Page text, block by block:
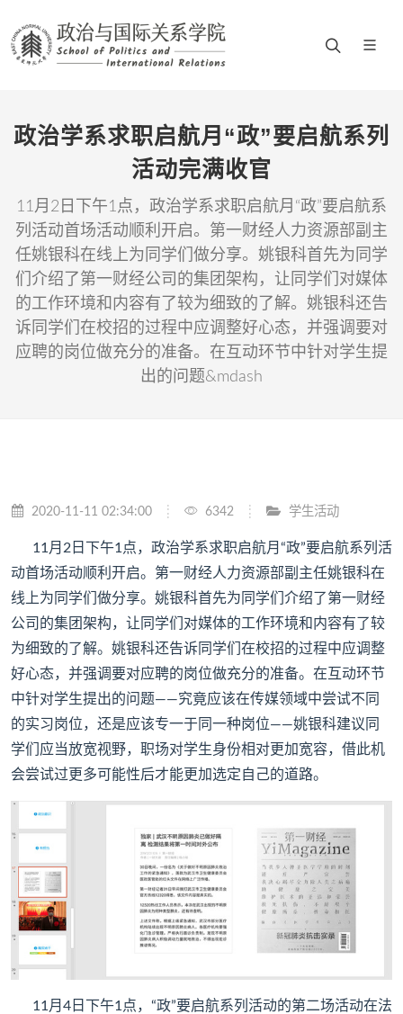
政治学系求职启航月“政”要启航系列
活动完满收官
11月2日下午1点，政治学系求职启航月“政”要启航系
列活动首场活动顺利开启。第一财经人力资源部副主
任姚银科在线上为同学们做分享。姚银科首先为同学
们介绍了第一财经公司的集团架构，让同学们对媒体
的工作环境和内容有了较为细致的了解。姚银科还告
诉同学们在校招的过程中应调整好心态，并强调要对
应聘的岗位做充分的准备。在互动环节中针对学生提
出的问题&mdash
2020-11-11 02:34:00 6342 学生活动
11月2日下午1点，政治学系求职启航月“政”要启航系列活
动首场活动顺利开启。第一财经人力资源部副主任姚银科在
线上为同学们做分享。姚银科首先为同学们介绍了第一财经
公司的集团架构，让同学们对媒体的工作环境和内容有了较
为细致的了解。姚银科还告诉同学们在校招的过程中应调整
好心态，并强调要对应聘的岗位做充分的准备。在互动环节
中针对学生提出的问题——究竟应该在传媒领域中尝试不同
的实习岗位，还是应该专一于同一种岗位——姚银科建议同
学们应当放宽视野，职场对学生身份相对更加宽容，借此机
会尝试过更多可能性后才能更加选定自己的道路。
11月4日下午1点，“政”要启航系列活动的第二场活动在法